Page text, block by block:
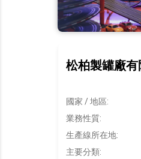
松柏製罐廠有
國家 / 地區:
業務性質:
生產線所在地:
主要分類: